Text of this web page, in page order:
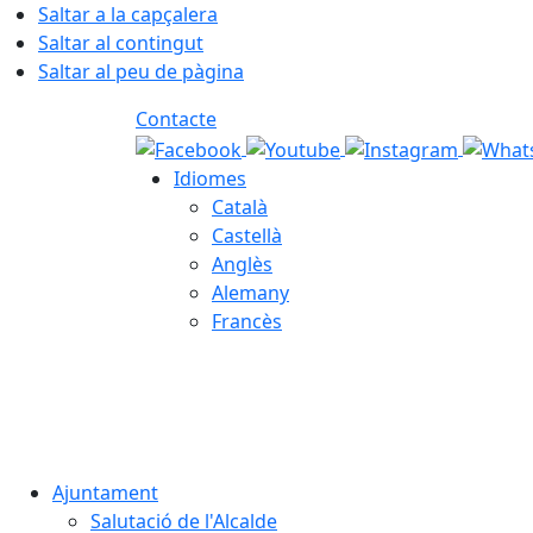
Saltar a la capçalera
Saltar al contingut
Saltar al peu de pàgina
Contacte
Idiomes
Català
Castellà
Anglès
Alemany
Francès
Ajuntament
Salutació de l'Alcalde